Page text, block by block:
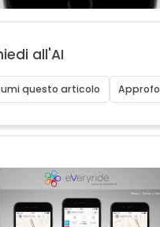
all'AI
questo articolo